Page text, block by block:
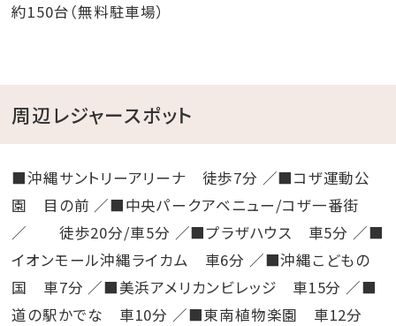
約150台（無料駐車場）
周辺レジャースポット
■沖縄サントリーアリーナ 徒歩7分 ／■コザ運動公
園 目の前 ／■中央パークアベニュー/コザ一番街
／ 徒歩20分/車5分 ／■プラザハウス 車5分 ／■
イオンモール沖縄ライカム 車6分 ／■沖縄こどもの
国 車7分 ／■美浜アメリカンビレッジ 車15分 ／■
道の駅かでな 車10分 ／■東南植物楽園 車12分